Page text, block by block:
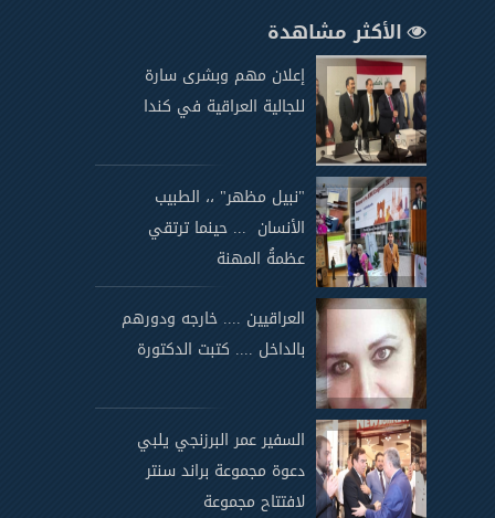
الأكثر مشاهدة
إعلان مهم وبشرى سارة
للجالية العراقية في كندا
"نبيل مظهر" ،، الطبيب
الأنسان ... حينما ترتقي
عظمةُ المهنة
العراقيين .... خارجه ودورهم
بالداخل .... كتبت الدكتورة
السفير عمر البرزنجي يلبي
دعوة مجموعة براند سنتر
لافتتاح مجموعة